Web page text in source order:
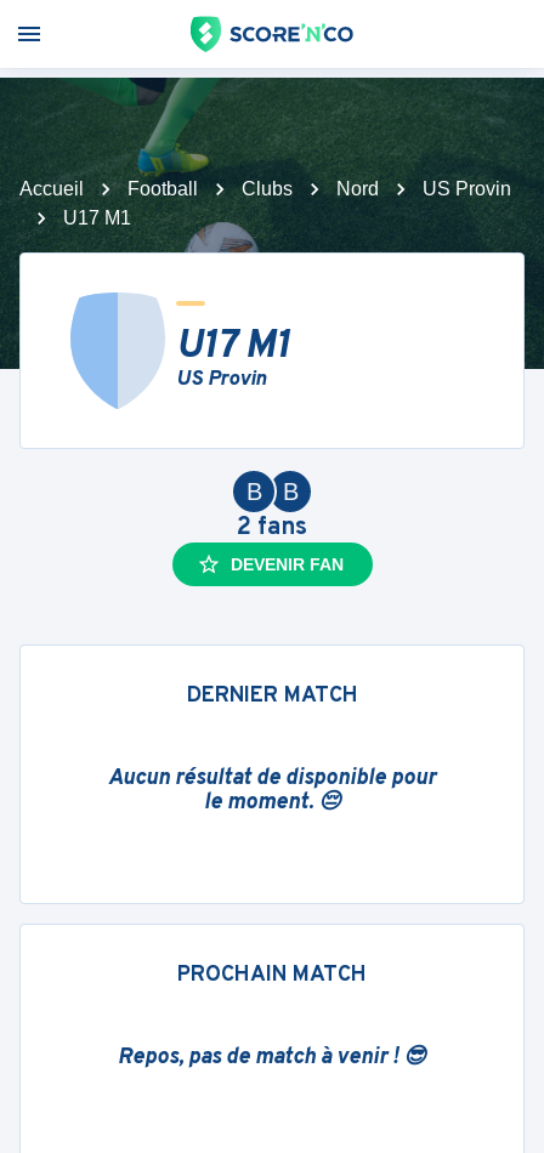
Accueil Football Clubs Nord
US Provin
U17 M1
U17 M1
US Provin
B
B
2 fans
DEVENIR FAN
DERNIER MATCH
Aucun résultat de disponible pour
le moment. 😔
PROCHAIN MATCH
Repos, pas de match à venir ! 😎